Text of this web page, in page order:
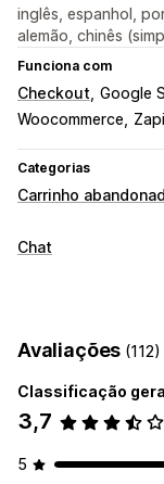
inglês, espanhol,
alemão, chinês
Funciona com
Checkout Google
Woocommerce
Categorias
Carrinho
Recuperação de
Criador de pop-ups
Widgets
Chat
Tradução em
Respostas
Recuperação de
Avaliações (112)
Classificação geral
3,7
5